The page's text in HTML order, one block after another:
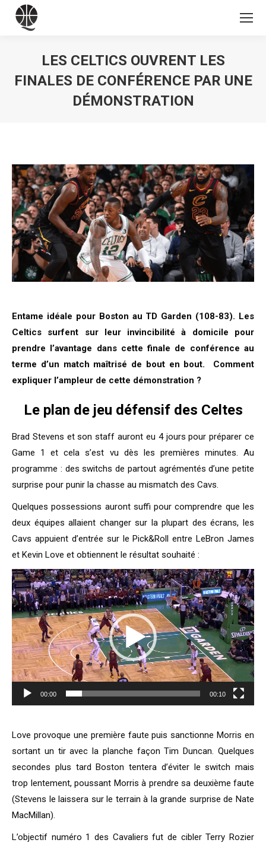
LES CELTICS OUVRENT LES
FINALES DE CONFÉRENCE PAR UNE
DÉMONSTRATION
Entame idéale pour Boston au TD Garden (108-83). Les
Celtics surfent sur leur invincibilité à domicile pour
prendre l’avantage dans cette finale de conférence au
terme d’un match maîtrisé de bout en bout. Comment
expliquer l’ampleur de cette démonstration ?
Le plan de jeu défensif des Celtes
Brad Stevens et son staff auront eu 4 jours pour préparer ce
Game 1 et cela s’est vu dès les premières minutes. Au
programme : des switchs de partout agrémentés d’une petite
surprise pour punir la chasse au mismatch des Cavs.
Quelques possessions auront suffi pour comprendre que les
deux équipes allaient changer sur la plupart des écrans, les
Cavs appuient d’entrée sur le Pick&Roll entre LeBron James
et Kevin Love et obtiennent le résultat souhaité :
Lecteur
vidéo
00:00 00:10
Love provoque une première faute puis sanctionne Morris en
sortant un tir avec la planche façon Tim Duncan. Quelques
secondes plus tard Boston tentera d’éviter le switch mais
trop lentement, poussant Morris à prendre sa deuxième faute
(Stevens le laissera sur le terrain à la grande surprise de Nate
MacMillan).
L’objectif numéro 1 des Cavaliers fut de cibler Terry Rozier